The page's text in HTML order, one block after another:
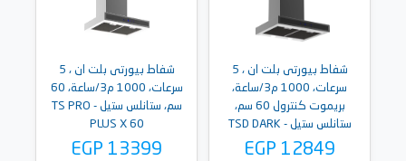
شفاط بيورتى بلت ان ، 5
سرعات، 1000 م3/ساعة،
بريموت كنترول 60 سم،
ستانلس ستيل - TSD DARK
INOX PRO PLUS 60
EGP 12849
شفاط بيورتى بلت ان ، 5
سرعات، 1000 م3/ساعة، 60
سم، ستانلس ستيل - TS PRO
PLUS X 60
EGP 13399